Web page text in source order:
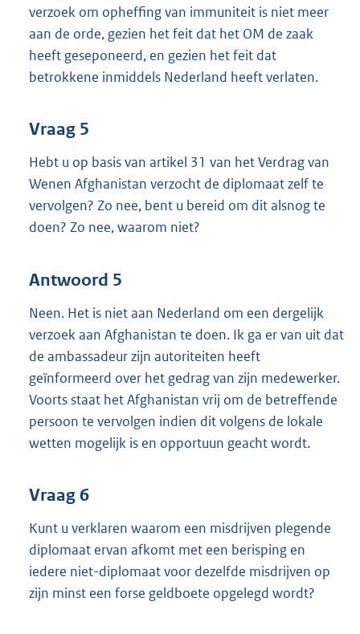
verzoek om opheffing van immuniteit is niet meer
aan de orde, gezien het feit dat het OM de zaak
heeft geseponeerd, en gezien het feit dat
betrokkene inmiddels Nederland heeft verlaten.
Vraag 5
Hebt u op basis van artikel 31 van het Verdrag van
Wenen Afghanistan verzocht de diplomaat zelf te
vervolgen? Zo nee, bent u bereid om dit alsnog te
doen? Zo nee, waarom niet?
Antwoord 5
Neen. Het is niet aan Nederland om een dergelijk
verzoek aan Afghanistan te doen. Ik ga er van uit dat
de ambassadeur zijn autoriteiten heeft
geïnformeerd over het gedrag van zijn medewerker.
Voorts staat het Afghanistan vrij om de betreffende
persoon te vervolgen indien dit volgens de lokale
wetten mogelijk is en opportuun geacht wordt.
Vraag 6
Kunt u verklaren waarom een misdrijven plegende
diplomaat ervan afkomt met een berisping en
iedere niet-diplomaat voor dezelfde misdrijven op
zijn minst een forse geldboete opgelegd wordt?